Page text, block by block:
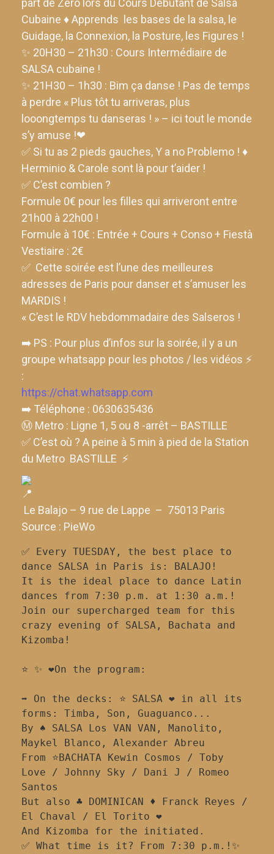
part de Zéro lors du Cours Débutant de Salsa
Cubaine ♦️ Apprends les bases de la salsa, le
Guidage, la Connexion, la Posture, les Figures !
✨ 20H30 – 21h30 : Cours Intermédiaire de
SALSA cubaine !
✨ 21H30 – 1h30 : Bim ça danse ! Pas de temps
à perdre « Plus tôt tu arriveras, plus
looongtemps tu danseras ! » – ici tout le monde
s’y amuse !❤
✅ Si tu as 2 pieds gauches, Y a no Problemo ! ♦️
Herminio & Carole sont là pour t’aider !
✅ C’est combien ?
Formule 0€ pour les filles qui arriveront entre
21h00 à 22h00 !
Formule à 10€ : Entrée + Cours + Conso + Fiestà
Vestiaire : 2€
✅ Cette soirée est l’une des meilleures
adresses de Paris pour danser et s’amuser les
MARDIS !
« C’est le RDV hebdommadaire des Salseros !
➡️ PS : Pour plus d’infos sur la soirée, il y a un
groupe whatsapp pour les photos / les vidéos ⚡
:
https://chat.whatsapp.com
➡️ Téléphone : 0630635436
Ⓜ️ Metro : Ligne 1, 5 ou 8 -arrêt – BASTILLE
✅ C’est où ? A peine à 5 min à pied de la Station
du Metro BASTILLE ⚡
Le Balajo – 9 rue de Lappe – 75013 Paris
Source : PieWo
✅ Every TUESDAY, the best place to
dance SALSA in Paris is: BALAJO!
It is the ideal place to dance Latin
dances from 7:30 p.m. at 1:30 a.m.!
Join our supercharged team for this
crazy evening of SALSA, Bachata and
Kizomba!
⭐ ✨ ❤️On the program:
➡️ On the decks: ⭐ SALSA ❤️‍ in all its
forms: Timba, Son, Guaguanco...
By ♠️ SALSA Los VAN VAN, Manolito,
Maykel Blanco, Alexander Abreu
From ⭐BACHATA Kewin Cosmos / Toby
Love / Johnny Sky / Dani J / Romeo
Santos
But also ♣️ DOMINICAN ♦️ Franck Reyes /
El Chaval / El Torito ❤️
And Kizomba for the initiated.
✅ What time is it? From 7:30 p.m.!✨